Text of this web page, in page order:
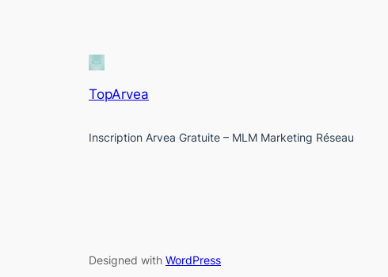
TopArvea
Inscription Arvea Gratuite – MLM Marketing Réseau
Designed with WordPress